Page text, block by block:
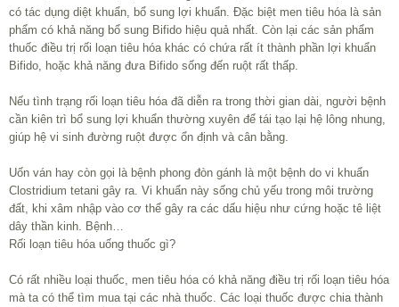
có tác dụng diệt khuẩn, bổ sung lợi khuẩn. Đặc biệt men tiêu hóa là sản
phẩm có khả năng bổ sung Bifido hiệu quả nhất. Còn lại các sản phẩm
thuốc điều trị rối loạn tiêu hóa khác có chứa rất ít thành phần lợi khuẩn
Bifido, hoặc khả năng đưa Bifido sống đến ruột rất thấp.
Nếu tình trạng rối loạn tiêu hóa đã diễn ra trong thời gian dài, người bệnh
cần kiên trì bổ sung lợi khuẩn thường xuyên để tái tạo lại hệ lông nhung,
giúp hệ vi sinh đường ruột được ổn định và cân bằng.
Uốn ván hay còn gọi là bệnh phong đòn gánh là một bệnh do vi khuẩn
Clostridium tetani gây ra. Vi khuẩn này sống chủ yếu trong môi trường
đất, khi xâm nhập vào cơ thể gây ra các dấu hiệu như cứng hoặc tê liệt
dây thần kinh. Bệnh…
Rối loạn tiêu hóa uống thuốc gì?
Có rất nhiều loại thuốc, men tiêu hóa có khả năng điều trị rối loạn tiêu hóa
mà ta có thể tìm mua tại các nhà thuốc. Các loại thuốc được chia thành